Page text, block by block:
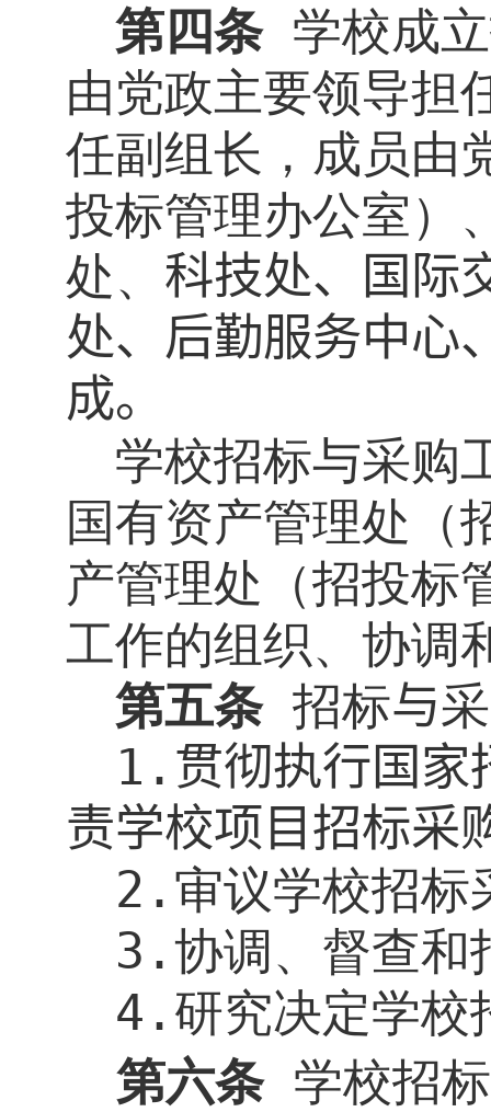
第四条 学校成
由党政主要领导担
任副组长，成员由
投标管理办公室）
处、 科技处、国际
处、后勤服务中心
成。
学校招标与采购
国有资产管理处（
产管理处（招投标
工作的组织、协调
第五条 招标与
1. 贯彻执行国家
责学校项目招标采
2. 审议学校招标
3.协调、督查和
4. 研究决定学校
第六条 学校招